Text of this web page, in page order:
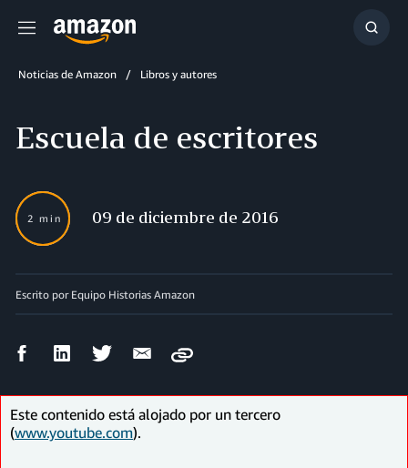
Menú
Noticias de Amazon Libros y autores
Escuela de escritores
2 min 09 de diciembre de 2016
Escrito por Equipo Historias Amazon
CompartirCompartirCompartirCompartir
electrónico
Copy
Este contenido está alojado por un tercero
(www.youtube.com).